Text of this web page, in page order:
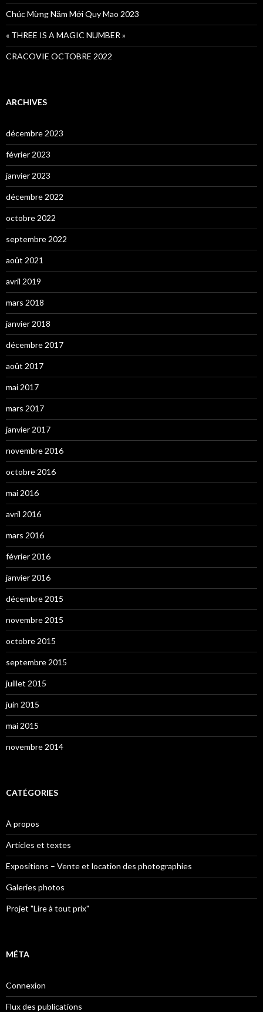
Chúc Mừng Năm Mới Quy Mao 2023
« THREE IS A MAGIC NUMBER »
CRACOVIE OCTOBRE 2022
ARCHIVES
décembre 2023
février 2023
janvier 2023
décembre 2022
octobre 2022
septembre 2022
août 2021
avril 2019
mars 2018
janvier 2018
décembre 2017
août 2017
mai 2017
mars 2017
janvier 2017
novembre 2016
octobre 2016
mai 2016
avril 2016
mars 2016
février 2016
janvier 2016
décembre 2015
novembre 2015
octobre 2015
septembre 2015
juillet 2015
juin 2015
mai 2015
novembre 2014
CATÉGORIES
À propos
Articles et textes
Expositions – Vente et location des photographies
Galeries photos
Projet "Lire à tout prix"
MÉTA
Connexion
Flux des publications